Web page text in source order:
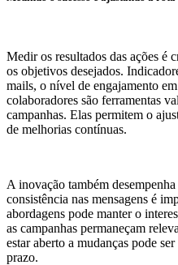
Medir os resultados das ações é
os objetivos desejados.
mails, o nível de engajamento
colaboradores são ferramentas
campanhas. Elas permitem o
de melhorias contínuas.
A inovação também
consistência nas mensagens é
abordagens pode manter o
as campanhas permaneçam
estar aberto a mudanças pode
prazo.